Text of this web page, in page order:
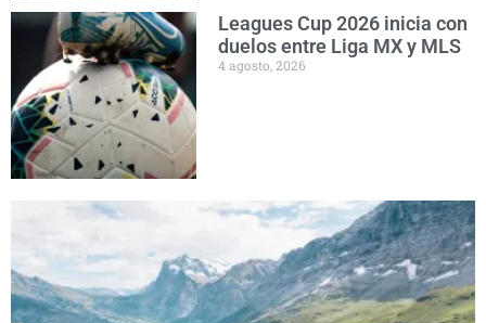
Leagues Cup 2026 inicia con
duelos entre Liga MX y MLS
4 agosto, 2026